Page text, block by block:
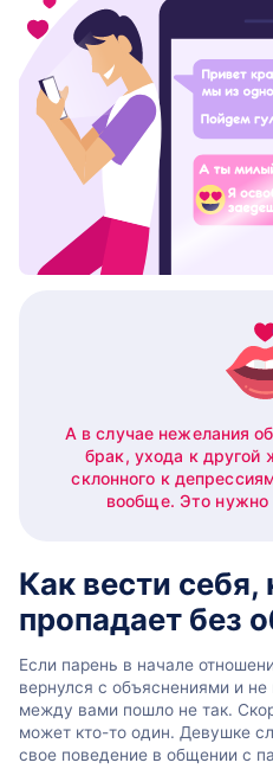
А в случае нежелания
брак, ухода к другой
склонного к
вообще. Это нужно
Как вести
пропадает без
Если парень в начале
вернулся с объяснениями и не
между вами пошло не так.
может кто-то один. Девушке
свое поведение в общении с